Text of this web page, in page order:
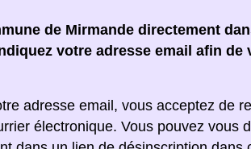
de Mirmande directement
votre adresse email afin de
adresse email, vous acceptez de
électronique. Vous pouvez vous